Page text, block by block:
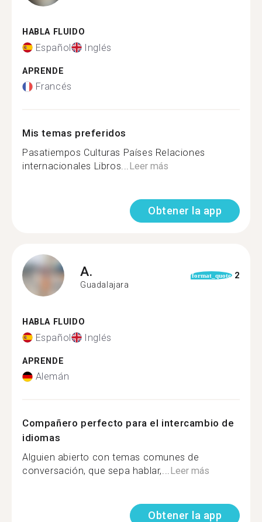
HABLA FLUIDO
Español Inglés
APRENDE
Francés
Mis temas preferidos
Pasatiempos Culturas Países Relaciones
internacionales Libros...Leer más
Obtener la app
A.
Guadalajara
format_quote 2
HABLA FLUIDO
Español Inglés
APRENDE
Alemán
Compañero perfecto para el intercambio de
idiomas
Alguien abierto con temas comunes de
conversación, que sepa hablar,...Leer más
Obtener la app